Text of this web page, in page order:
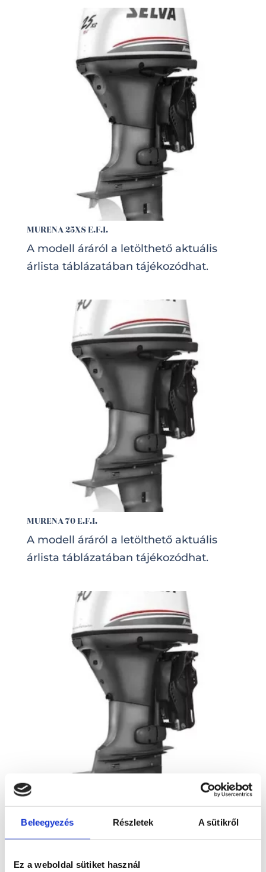
Beleegyezés Részletek A sütikről
Ez a weboldal sütiket használ
MURENA 25XS E.F.I.
A modell áráról a letölthető aktuális
árlista táblázatában tájékozódhat.
MURENA 70 E.F.I.
A modell áráról a letölthető aktuális
árlista táblázatában tájékozódhat.
A modell áráról a letölthető aktuális